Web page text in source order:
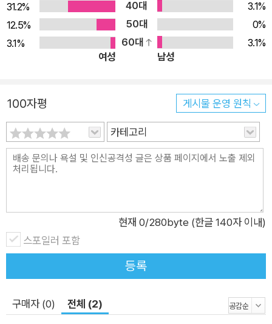
베르거는 환상적인 우주라는 공간과 매력적인 우주의 아이들을
새롭게 그려냈습니다. 작가들이 만들어 낸 익숙하면서도 낯선 글
과 그림은 읽는 이의 눈과 마음을 사로잡지요. 《나의 우주를 보여
흥미진진한 모험들은 아이들이 앞으로 겪게 될 수많은 낯선 경험
과 시행착오, 성장 과정을 상징하고 있습니다. 어린 독자들은 이
매력적인 이야기 속에서 자신과 닮은 우주의 아이를 찾게 될지도
모릅니다. 어쩌면 내 옆의 친구와 비슷한 우주의 아이를 찾을지도
모르지요. 그리고 우주의 아이가 어떤 모험을 하고 있는지, 어려
다르고, 달라서 더욱 특별하며, 어떤 어려움도 극복할 수 있다는
것을 말입니다. 우리 모두를 연결하는 독특함과 고유성, 다양성의
소중한 가치를 말해 주는 그림책, 《나의 우주를 보여 줄게》는 모
두의 마음을 한 뼘 더 자라게 할 것입니다. -한국독서치료학회 이
사, 맑은숲 아동청소년상담센터 소장 이임숙 해설 중에서
31.2%
40대
3.1%
12.5%
50대
0%
3.1%
60대
3.1%
여성
남성
100자평 게시물 운영 원칙
카테고리
현재 0/280byte (한글 140자 이내)
스포일러 포함
등록
구매자 (0) 전체 (2)